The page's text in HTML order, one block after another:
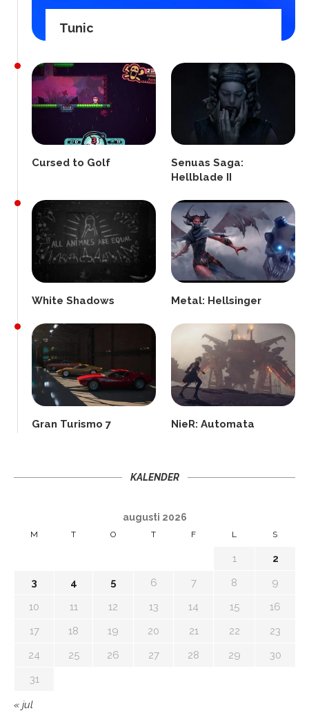
Tunic
Cursed to Golf
Senuas Saga:
Hellblade II
White Shadows Metal: Hellsinger
Gran Turismo 7 NieR: Automata
KALENDER
augusti 2026
M T O T F L S
1
2
3
4 5 6 7 8
9
10
11 12 13 14 15
16
17
18 19 20 21 22
23
24
25 26 27 28 29
30
31
« jul